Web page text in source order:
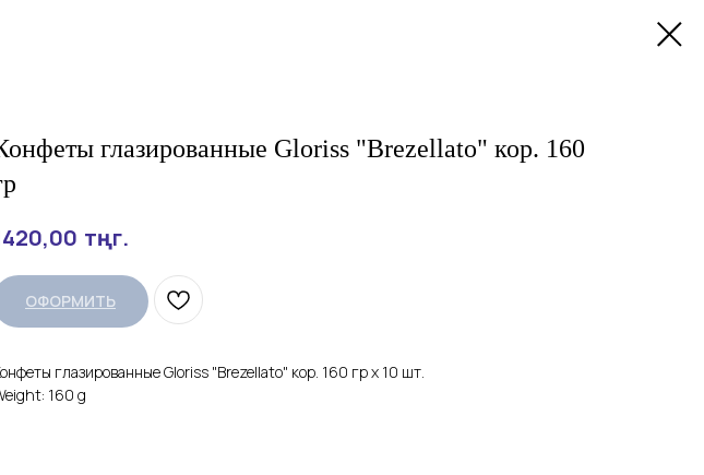
глазированные Gloriss "Brezellato" кор. 160
тңг.
ОФОРМИТЬ
глазированные Gloriss "Brezellato" кор. 160 гр x 10 шт.
160 g